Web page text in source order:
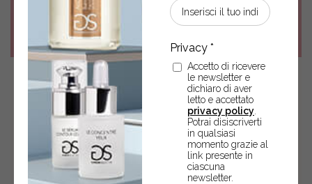
Accetto di ricevere
le newsletter e
dichiaro di aver
letto e accettato
privacy policy
Potrai disiscriverti
in qualsiasi
momento grazie al
link presente in
ciascuna
newsletter.
GLOSSARIO DELLA
COSMETICA: ROUTINE